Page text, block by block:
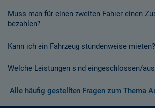
Die meisten Fahrzeugvermieter erlauben aus
Versicherungsschutzes an Bord eines
Informationen finden Sie in den Bedingungen
Muss man für einen zweiten Fahrer einen
bezahlen?
Ja. Für jeden zusätzlichen Fahrer muss am
Sonderangebot informiert, bei dem ein
Kann ich ein Fahrzeug stundenweise mieten?
Derzeit ist der Mindestzeitraum für eine
Welche Leistungen sind eingeschlossen/
Normalerweise werden Ihnen in den AGB's
Abschluss der Buchung aufgezeigt. Wenn
Alle häufig gestellten Fragen zum Thema